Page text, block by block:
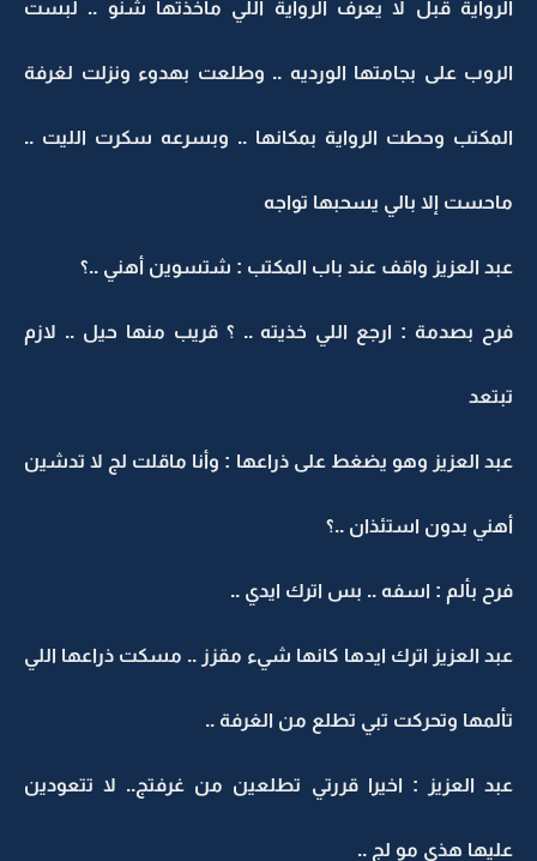
الرواية قبل لا يعرف الرواية اللي ماخذتها شنو .. لبست
الروب على بجامتها الورديه .. وطلعت بهدوء ونزلت لغرفة
المكتب وحطت الرواية بمكانها .. وبسرعه سكرت الليت ..
ماحست إلا بالي يسحبها تواجه
عبد العزيز واقف عند باب المكتب : شتسوين أهني ..؟
فرح بصدمة : ارجع اللي خذيته .. ؟ قريب منها حيل .. لازم
تبتعد
عبد العزيز وهو يضغط على ذراعها : وأنا ماقلت لج لا تدشين
أهني بدون استئذان ..؟
فرح بألم : اسفه .. بس اترك ايدي ..
عبد العزيز اترك ايدها كانها شيء مقزز .. مسكت ذراعها اللي
تألمها وتحركت تبي تطلع من الغرفة ..
عبد العزيز : اخيرا قررتي تطلعين من غرفتج.. لا تتعودين
عليها هذي مو لج ..